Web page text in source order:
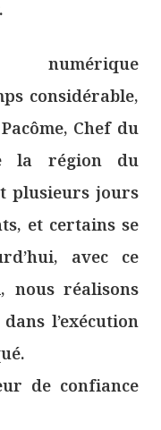
numérique
considérable,
Chef du
la région du
plusieurs jours
et certains se
avec ce
nous réalisons
l’exécution
de confiance